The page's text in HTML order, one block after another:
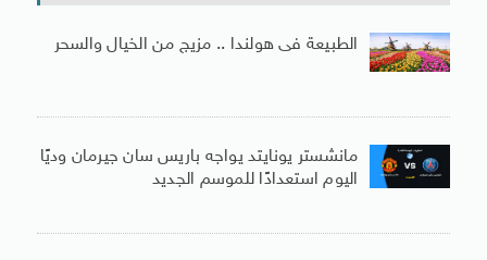
الطبيعة فى هولندا .. مزيج من الخيال والسحر
مانشستر يونايتد يواجه باريس سان جيرمان وديًا
اليوم استعدادًا للموسم الجديد